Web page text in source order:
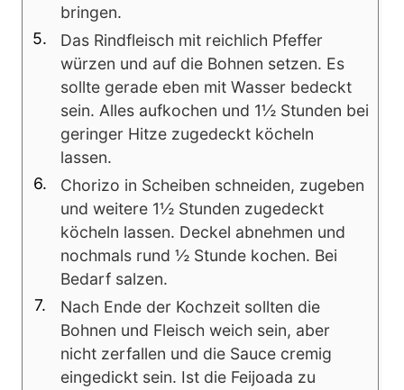
bringen.
Das Rindfleisch mit reichlich Pfeffer
würzen und auf die Bohnen setzen. Es
sollte gerade eben mit Wasser bedeckt
sein. Alles aufkochen und 1½ Stunden bei
geringer Hitze zugedeckt köcheln
lassen.
Chorizo in Scheiben schneiden, zugeben
und weitere 1½ Stunden zugedeckt
köcheln lassen. Deckel abnehmen und
nochmals rund ½ Stunde kochen. Bei
Bedarf salzen.
Nach Ende der Kochzeit sollten die
Bohnen und Fleisch weich sein, aber
nicht zerfallen und die Sauce cremig
eingedickt sein. Ist die Feijoada zu